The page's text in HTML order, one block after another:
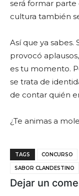
será formar
cultura también
Así que ya sabes.
provocó
es tu momento.
se trata de
de contar quién
¿Te animas a
TAGS CONCURSO
SABOR CLANDESTINO
Dejar un